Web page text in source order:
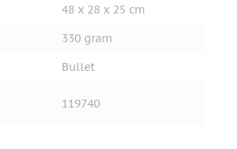
48 x 28 x 25 cm
330 gram
Bullet
119740